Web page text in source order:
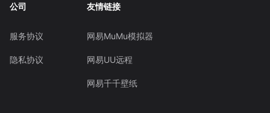
公司
服务协议
隐私协议
友情链接
网易MuMu模拟器
网易UU远程
网易千千壁纸